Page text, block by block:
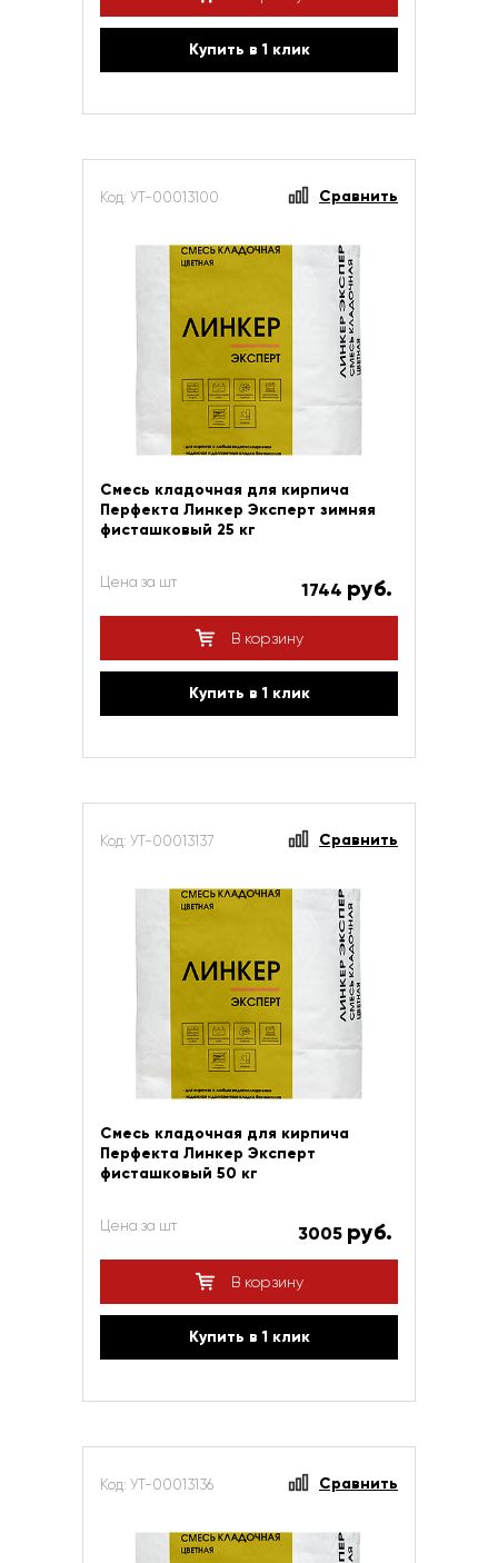
Купить в 1 клик
Код: УТ-00013100 Сравнить
Смесь кладочная для кирпича
Перфекта Линкер Эксперт зимняя
фисташковый 25 кг
Цена за шт 1744 руб.
В корзину
Купить в 1 клик
Код: УТ-00013137 Сравнить
Смесь кладочная для кирпича
Перфекта Линкер Эксперт
фисташковый 50 кг
Цена за шт 3005 руб.
В корзину
Купить в 1 клик
Код: УТ-00013136 Сравнить